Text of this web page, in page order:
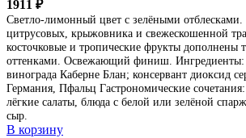
1911 ₽
Светло-лимонный цвет с зелёными отблесками.
цитрусовых, крыжовника и свежескошенной
косточковые и тропические фрукты дополнены
оттенками. Освежающий финиш. Ингредиенты:
винограда Каберне Блан; консервант диоксид
Германия, Пфальц Гастрономические
лёгкие салаты, блюда с белой или зелёной
сыр.
В корзину